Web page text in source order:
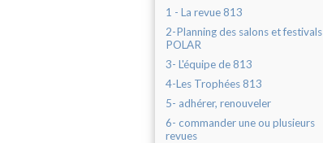
1 - La revue 813
2-Planning des salons et festivals
POLAR
3- L'équipe de 813
4-Les Trophées 813
5- adhérer, renouveler
6- commander une ou plusieurs
revues